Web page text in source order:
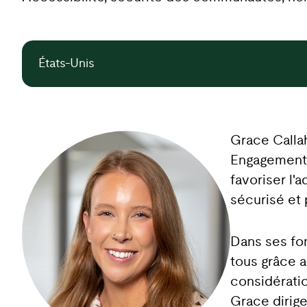
États-Unis
Grace
favoriser
sécurisé et
Dans ses
tous grâce
Grace